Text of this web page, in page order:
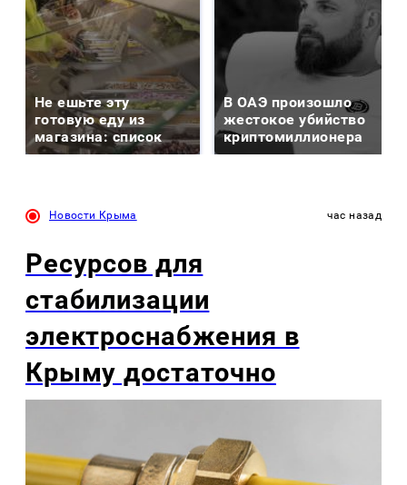
Не ешьте эту
готовую еду из
магазина: список
В ОАЭ произошло
жестокое убийство
криптомиллионера
Новости Крыма час назад
Ресурсов для
стабилизации
электроснабжения в
Крыму достаточно